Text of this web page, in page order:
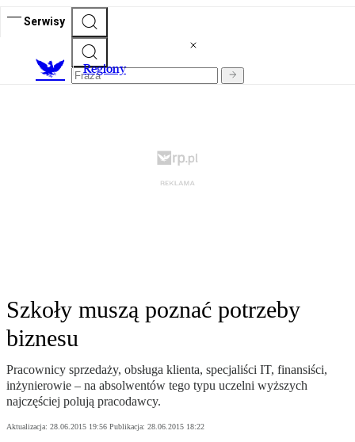
Serwisy
Regiony
Szkoły muszą poznać potrzeby
biznesu
Pracownicy sprzedaży, obsługa klienta, specjaliści IT, finansiści,
inżynierowie – na absolwentów tego typu uczelni wyższych
najczęściej polują pracodawcy.
Aktualizacja: 28.06.2015 19:56 Publikacja: 28.06.2015 18:22